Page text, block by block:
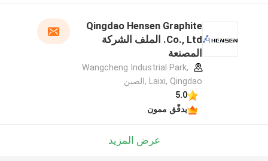
Qingdao Hensen Graphite
Co., Ltd. الملف الشركة
المصنعة
Wangcheng Industrial Park,
Laixi, Qingdao ,الصين
5.0
يدقّق ممون
عرض المزيد